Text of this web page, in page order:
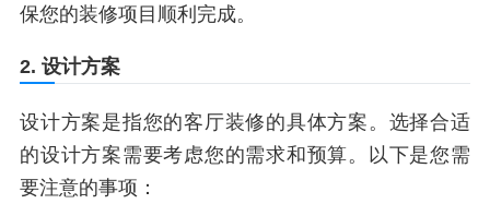
保您的装修项目顺利完成。
2. 设计方案
设计方案是指您的客厅装修的具体方案。选择合适
的设计方案需要考虑您的需求和预算。以下是您需
要注意的事项：